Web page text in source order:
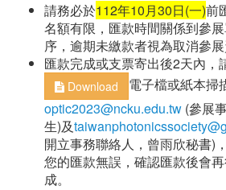
請務必於112年10月30日(一)前
名額有限，匯款時間關係到參
序，逾期未繳款者視為取消參展
匯款完成或支票寄出後2天內，
Download
電子檔或紙本掃
optic2023@ncku.edu.tw (參展
生)及
開立事務聯絡人，曾雨欣秘書)
您的匯款無誤，確認匯款後會
成。